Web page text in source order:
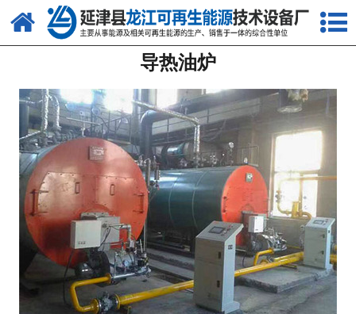
网站首页
产品中心
新闻中心
客户案例
视频中心
资质荣誉
联系我们
导热油炉